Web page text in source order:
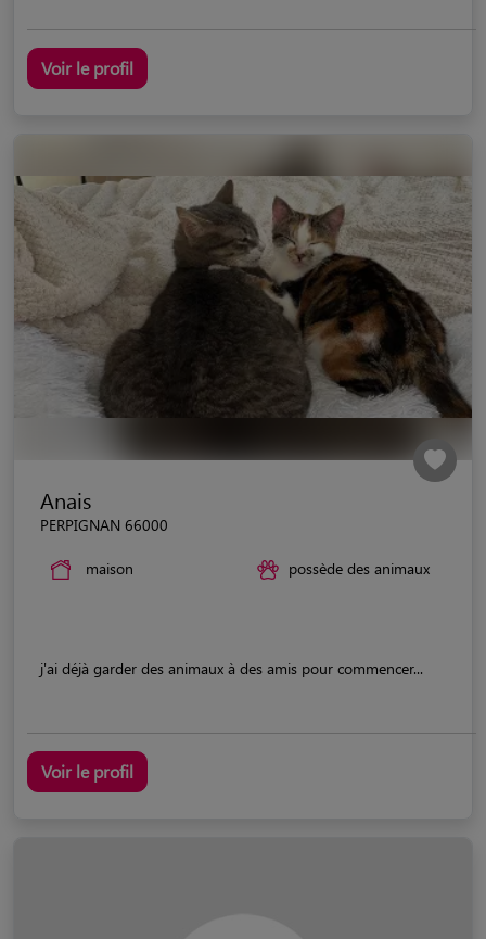
Voir le profil
Anais
PERPIGNAN 66000
maison possède des animaux
j'ai déjà garder des animaux à des amis pour commencer...
Voir le profil